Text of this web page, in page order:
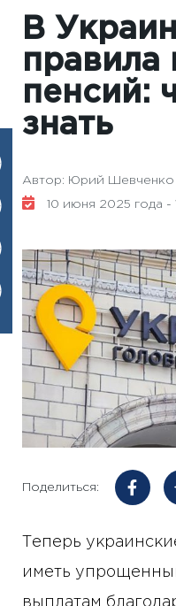
В
правила
пенсий:
знать
Автор: Юрий Шевченко
10 июня 2025 года -
Поделиться:
Теперь
иметь
выплатам